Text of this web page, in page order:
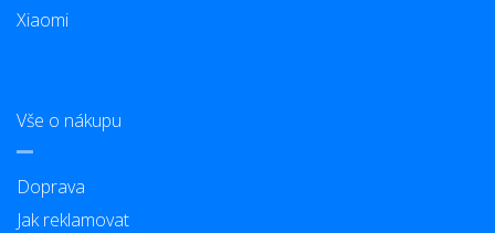
Xiaomi
Vše o nákupu
Doprava
Jak reklamovat